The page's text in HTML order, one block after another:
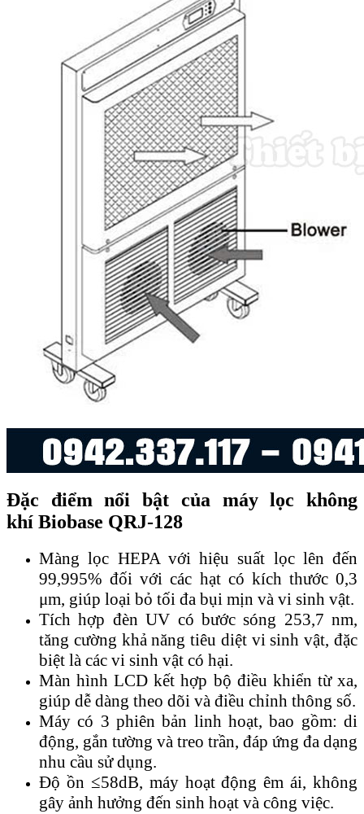
Đặc điểm nổi bật của máy lọc không
khí Biobase QRJ-128
Màng lọc HEPA với hiệu suất lọc lên đến
99,995% đối với các hạt có kích thước 0,3
μm, giúp loại bỏ tối đa bụi mịn và vi sinh vật.
Tích hợp đèn UV có bước sóng 253,7 nm,
tăng cường khả năng tiêu diệt vi sinh vật, đặc
biệt là các vi sinh vật có hại.
Màn hình LCD kết hợp bộ điều khiển từ xa,
giúp dễ dàng theo dõi và điều chỉnh thông số.
Máy có 3 phiên bản linh hoạt, bao gồm: di
động, gắn tường và treo trần, đáp ứng đa dạng
nhu cầu sử dụng.
Độ ồn ≤58dB, máy hoạt động êm ái, không
gây ảnh hưởng đến sinh hoạt và công việc.